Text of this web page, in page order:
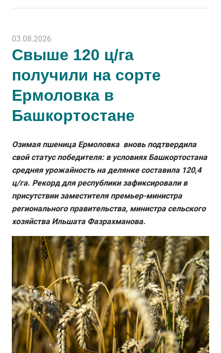
03.08.2026
Свыше 120 ц/га
получили на сорте
Ермоловка в
Башкортостане
Озимая пшеница Ермоловка вновь подтвердила
свой статус победителя: в условиях Башкортостана
средняя урожайность на делянке составила 120,4
ц/га. Рекорд для республики зафиксировали в
присутствии заместителя премьер-министра
регионального правительства, министра сельского
хозяйства Ильшата Фазрахманова.